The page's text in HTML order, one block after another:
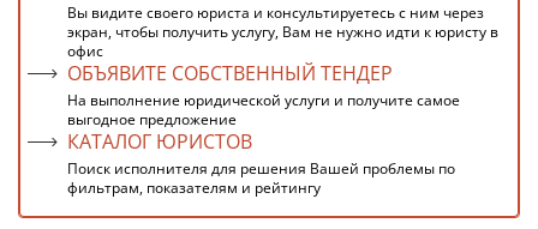
Вы видите своего юриста и консультируетесь с ним через
экран, чтобы получить услугу, Вам не нужно идти к юристу в
офис
ОБЪЯВИТЕ СОБСТВЕННЫЙ ТЕНДЕР
На выполнение юридической услуги и получите самое
выгодное предложение
КАТАЛОГ ЮРИСТОВ
Поиск исполнителя для решения Вашей проблемы по
фильтрам, показателям и рейтингу